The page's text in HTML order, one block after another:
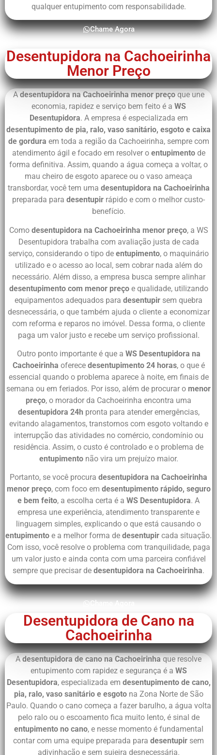
qualquer entupimento com responsabilidade.
Chame Agora
Desentupidora na Cachoeirinha
Menor Preço
O ChatGPT disse:
A desentupidora na Cachoeirinha menor preçoque une
economia, rapidez e serviço bem feito é a WS
Desentupidora. A empresa é especializada em
desentupimento de pia, ralo, vaso sanitário, esgoto e caixa
de gordura em toda a região da Cachoeirinha, sempre com
atendimento ágil e focado em resolver o entupimentode
forma definitiva. Assim, quando a água começa a voltar, o
mau cheiro de esgoto aparece ou o vaso ameaça
transbordar, você tem uma desentupidora na Cachoeirinha
preparada para desentupir rápido e com o melhor custo-
benefício.
Como desentupidora na Cachoeirinha menor preço, a WS
Desentupidora trabalha com avaliação justa de cada
serviço, considerando o tipo de entupimento, o maquinário
utilizado e o acesso ao local, sem cobrar nada além do
necessário. Além disso, a empresa busca sempre alinhar
desentupimento com menor preçoe qualidade, utilizando
equipamentos adequados para desentupir sem quebra
desnecessária, o que também ajuda o cliente a economizar
com reforma e reparos no imóvel. Dessa forma, o cliente
paga um valor justo e recebe um serviço profissional.
Outro ponto importante é que a WS Desentupidora na
Cachoeirinha oferece desentupimento 24 horas, o que é
essencial quando o problema aparece à noite, em finais de
semana ou em feriados. Por isso, além de procurar o menor
preço, o morador da Cachoeirinha encontra uma
desentupidora 24h pronta para atender emergências,
evitando alagamentos, transtornos com esgoto voltando e
interrupção das atividades no comércio, condomínio ou
residência. Assim, o custo é controlado e o problema de
entupimentonão vira um prejuízo maior.
Portanto, se você procura desentupidora na Cachoeirinha
menor preço, com foco em desentupimento rápido, seguro
e bem feito, a escolha certa é a WS Desentupidora. A
empresa une experiência, atendimento transparente e
linguagem simples, explicando o que está causando o
entupimento e a melhor forma de desentupir cada situação.
Com isso, você resolve o problema com tranquilidade, paga
um valor justo e ainda conta com uma parceira confiável
sempre que precisar de desentupidora na Cachoeirinha.
Chame Agora
Desentupidora de Cano na
Cachoeirinha
Adesentupidora de cano na Cachoeirinha que resolve
entupimento com rapidez e segurança é a WS
Desentupidora, especializada em desentupimento de cano,
pia, ralo, vaso sanitário e esgotona Zona Norte de São
Paulo. Quando o cano começa a fazer barulho, a água volta
pelo ralo ou o escoamento fica muito lento, é sinal de
entupimento no cano, e nesse momento é fundamental
contar com uma equipe preparada para desentupir sem
adivinhação e sem sujeira desnecessária.